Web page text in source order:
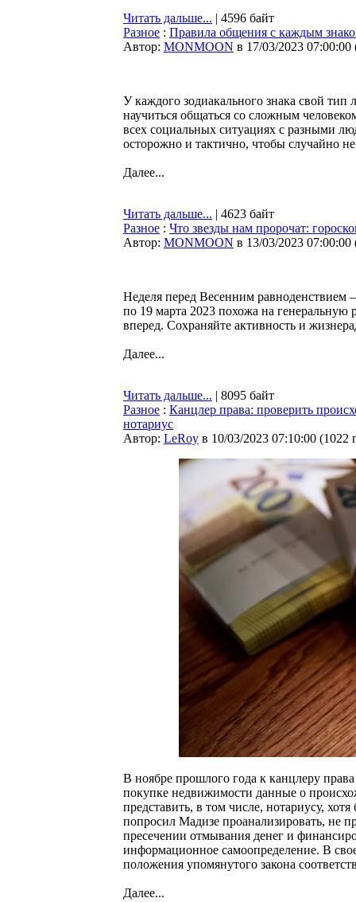
Читать дальше... | 4596 байт
Разное : Правила общения с каждым
Автор: MONMOON в 17/03/2023 07:00:00
У каждого зодиакального знака свой тип
научиться общаться со сложным
всех социальных ситуациях с разными
осторожно и тактично, чтобы случайно
Далее...
Читать дальше... | 4623 байт
Разное : Что звезды нам пророчат:
Автор: MONMOON в 13/03/2023 07:00:00
Неделя перед Весенним равноденствием
по 19 марта 2023 похожа на
вперед. Сохраняйте активность и
Далее...
Читать дальше... | 8095 байт
Разное : Канцлер права: проверить
нотариус
Автор: LeRoy в 10/03/2023 07:10:00 (1022
В ноябре прошлого года к канцлеру
покупке недвижимости данные о
представить, в том числе, нотариусу,
попросил Мадизе проанализировать, не
пресечении отмывания денег и
информационное самоопределение. В
положения упомянутого закона
Далее...